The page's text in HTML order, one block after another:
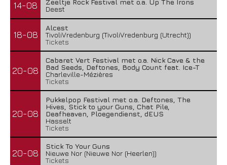
14-08
Zeeltje Rock Festival met o.a. Up The Irons
Deest
18-08
Alcest
TivoliVredenburg (TivoliVredenburg (Utrecht))
Tickets
20-08
Cabaret Vert Festival met o.a. Nick Cave & the
Bad Seeds, Deftones, Body Count feat. Ice-T
Charleville-Mézières
Tickets
20-08
Pukkelpop Festival met o.a. Deftones, The
Hives, Stick to your Guns, Chat Pile,
Deafheaven, Ploegendienst, dEUS
Hasselt
Tickets
20-08
Stick To Your Guns
Nieuwe Nor (Nieuwe Nor (Heerlen))
Tickets